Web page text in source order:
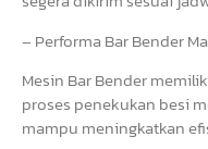
– Performa Bar Bender
Mesin Bar Bender
proses penekukan besi
mampu meningkatkan